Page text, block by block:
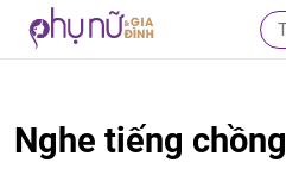
Nghe tiếng